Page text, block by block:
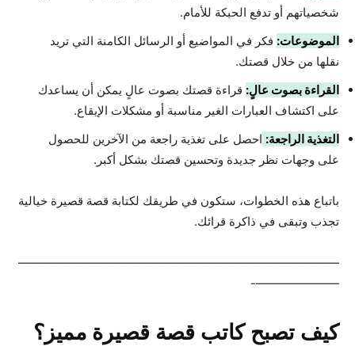
شخصياتهم أو تدفع الحبكة للأمام.
الموضوعات: فكر في المواضيع أو الرسائل الكامنة التي تريد
نقلها من خلال قصتك.
القراءة بصوت عالٍ: قراءة قصتك بصوت عالٍ يمكن أن يساعدك
على اكتشاف العبارات الغير مناسبة أو مشكلات الإيقاع.
التغذية الراجعة: احصل على تغذية راجعة من الآخرين للحصول
على وجهات نظر جديدة وتحسين قصتك بشكل أكبر.
باتباع هذه الخطوات، ستكون في طريقك لكتابة قصة قصيرة خيالية
تجذب وتبقى في ذاكرة قرائك.
———————————————————————————
———————-
كيف تصبح كاتب قصة قصيرة مميز؟